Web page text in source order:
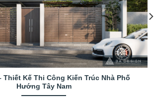
Thiết Kế Thi Công Kiến Trúc Nhà Phố
Hướng Tây Nam